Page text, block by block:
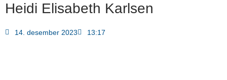
Heidi Elisabeth Karlsen
14. desember 2023 13:17